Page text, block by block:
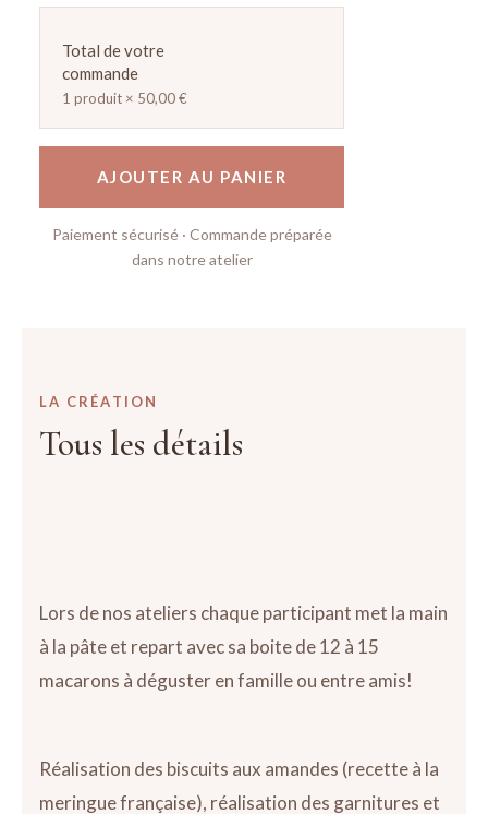
Total de votre
commande
1 produit × 50,00 €
AJOUTER AU PANIER
Paiement sécurisé · Commande préparée
dans notre atelier
LA CRÉATION
Tous les détails
Lors de nos ateliers chaque participant met la main
à la pâte et repart avec sa boite de 12 à 15
macarons à déguster en famille ou entre amis!
Réalisation des biscuits aux amandes (recette à la
meringue française), réalisation des garnitures et